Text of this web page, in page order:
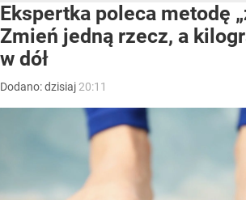
Ekspertka poleca metodę
Zmień jedną rzecz, a
w dół
Dodano:dzisiaj 20:11